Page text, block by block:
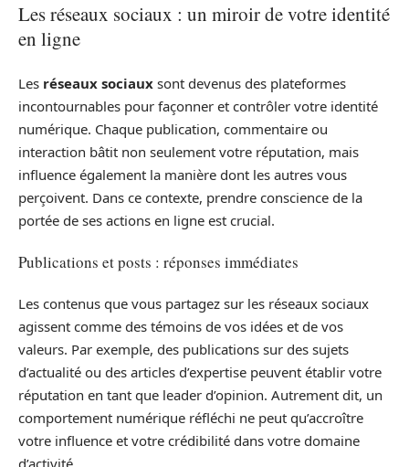
Les réseaux sociaux : un miroir de votre identité
en ligne
Les réseaux sociaux sont devenus des plateformes
incontournables pour façonner et contrôler votre identité
numérique. Chaque publication, commentaire ou
interaction bâtit non seulement votre réputation, mais
influence également la manière dont les autres vous
perçoivent. Dans ce contexte, prendre conscience de la
portée de ses actions en ligne est crucial.
Publications et posts : réponses immédiates
Les contenus que vous partagez sur les réseaux sociaux
agissent comme des témoins de vos idées et de vos
valeurs. Par exemple, des publications sur des sujets
d’actualité ou des articles d’expertise peuvent établir votre
réputation en tant que leader d’opinion. Autrement dit, un
comportement numérique réfléchi ne peut qu’accroître
votre influence et votre crédibilité dans votre domaine
d’activité.